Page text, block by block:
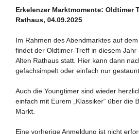
Erkelenzer Marktmomente: Oldtimer
Rathaus, 04.09.2025
Im Rahmen des Abendmarktes auf
findet der Oldtimer-Treff in diesem Jahr
Alten Rathaus statt. Hier kann dann
gefachsimpelt oder einfach nur
Auch die Youngtimer sind wieder
einfach mit Eurem „Klassiker“ über die
Markt.
Eine vorherige Anmeldung ist nicht